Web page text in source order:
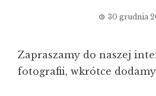
30 grudnia
Zapraszamy do naszej
fotografii, wkrótce